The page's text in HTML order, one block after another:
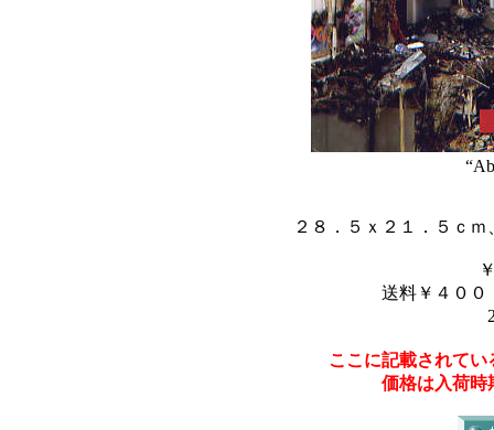
２８．５ｘ２１．５ｃ
送料￥４００
ここに記載されて
価格は入荷時